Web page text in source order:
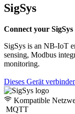
SigSys
Connect your
SigSys is an NB-IoT
sensing, Modbus
monitoring.
Dieses Gerät
Kompatible
MQTT